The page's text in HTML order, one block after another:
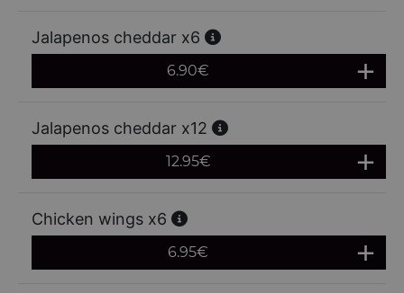
Jalapenos cheddar x6
6.90€
Jalapenos cheddar x12
12.95€
Chicken wings x6
6.95€